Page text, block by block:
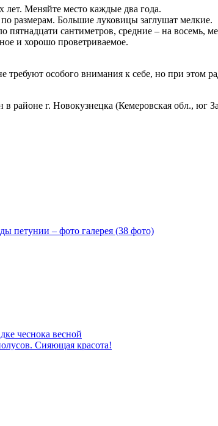
лет. Меняйте место каждые два года.
размерам. Большие луковицы заглушат мелкие.
сантиметров, средние – на восемь,
и хорошо проветриваемое.
требуют особого внимания к себе, но при этом
районе г. Новокузнецка (Кемеровская обл.,
петунии – фото галерея (38 фото)
чеснока весной
Сияющая красота!